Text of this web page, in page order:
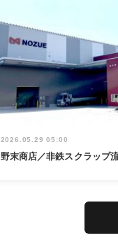
2026.05.29 05:00
野末商店／非鉄スクラップ